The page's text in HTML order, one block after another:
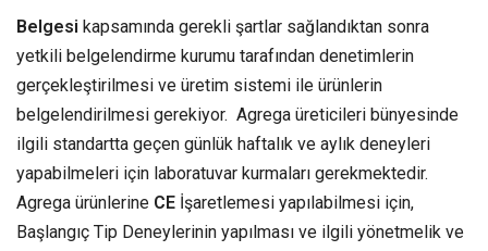
Belgesi kapsamında gerekli şartlar sağlandıktan sonra
yetkili belgelendirme kurumu tarafından denetimlerin
gerçekleştirilmesi ve üretim sistemi ile ürünlerin
belgelendirilmesi gerekiyor. Agrega üreticileri bünyesinde
ilgili standartta geçen günlük haftalık ve aylık deneyleri
yapabilmeleri için laboratuvar kurmaları gerekmektedir.
Agrega ürünlerine CE İşaretlemesi yapılabilmesi için,
Başlangıç Tip Deneylerinin yapılması ve ilgili yönetmelik ve